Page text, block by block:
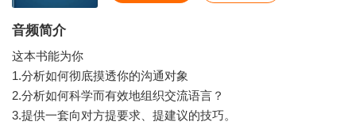
音频简介
这本书能为你
1.分析如何彻底摸透你的沟通对象
2.分析如何科学而有效地组织交流语言？